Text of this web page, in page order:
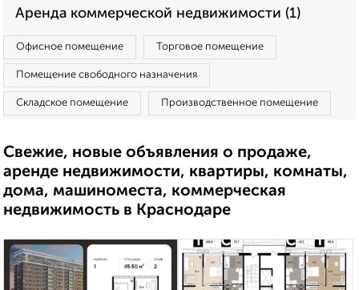
Аренда коммерческой недвижимости (1)
Офисное помещение Торговое помещение
Помещение свободного назначения
Складское помещение Производственное помещение
Свежие, новые объявления о продаже,
аренде недвижимости, квартиры, комнаты,
дома, машиноместа, коммерческая
недвижимость в Краснодаре